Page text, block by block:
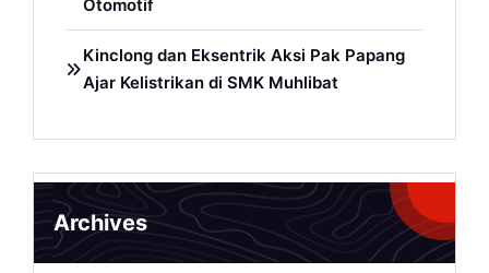
Otomotif
Kinclong dan Eksentrik Aksi Pak Papang
Ajar Kelistrikan di SMK Muhlibat
Archives